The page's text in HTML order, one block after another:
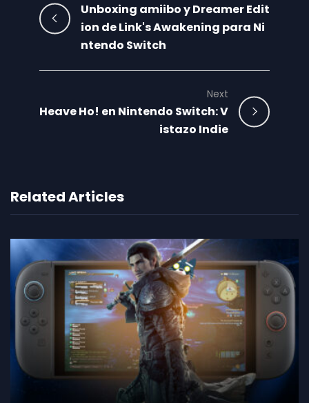
Unboxing amiibo y Dreamer Edit
ion de Link's Awakening para Ni
ntendo Switch
Next
Heave Ho! en Nintendo Switch: V
istazo Indie
Related Articles